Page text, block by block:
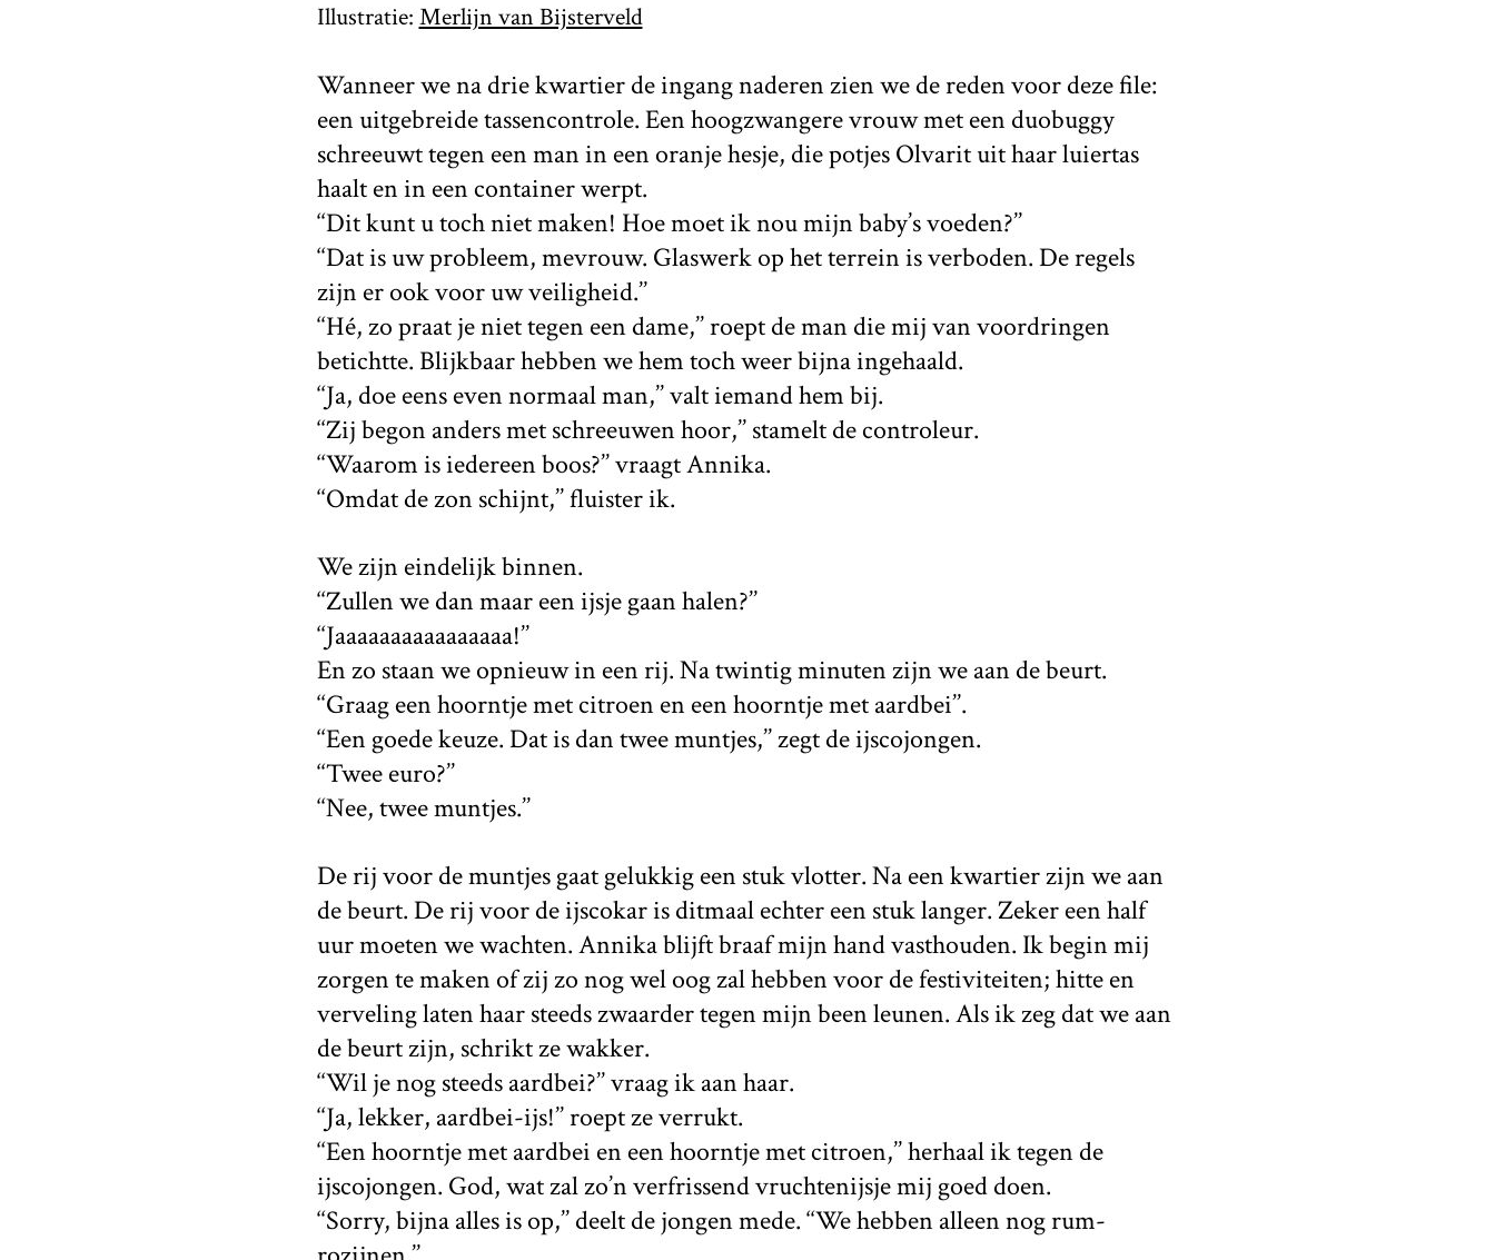
Illustratie: Merlijn van Bijsterveld
Wanneer we na drie kwartier de ingang naderen zien we de reden voor deze file:
een uitgebreide tassencontrole. Een hoogzwangere vrouw met een duobuggy
schreeuwt tegen een man in een oranje hesje, die potjes Olvarit uit haar luiertas
haalt en in een container werpt.
‘‘Dit kunt u toch niet maken! Hoe moet ik nou mijn baby’s voeden?’’
‘‘Dat is uw probleem, mevrouw. Glaswerk op het terrein is verboden. De regels
zijn er ook voor uw veiligheid.’’
‘‘Hé, zo praat je niet tegen een dame,’’ roept de man die mij van voordringen
betichtte. Blijkbaar hebben we hem toch weer bijna ingehaald.
‘‘Ja, doe eens even normaal man,’’ valt iemand hem bij.
‘‘Zij begon anders met schreeuwen hoor,’’ stamelt de controleur.
‘‘Waarom is iedereen boos?’’ vraagt Annika.
‘‘Omdat de zon schijnt,’’ fluister ik.
We zijn eindelijk binnen.
‘‘Zullen we dan maar een ijsje gaan halen?’’
‘‘Jaaaaaaaaaaaaaaaa!’’
En zo staan we opnieuw in een rij. Na twintig minuten zijn we aan de beurt.
‘‘Graag een hoorntje met citroen en een hoorntje met aardbei’’.
‘‘Een goede keuze. Dat is dan twee muntjes,’’ zegt de ijscojongen.
‘‘Twee euro?’’
‘‘Nee, twee muntjes.’’
De rij voor de muntjes gaat gelukkig een stuk vlotter. Na een kwartier zijn we aan
de beurt. De rij voor de ijscokar is ditmaal echter een stuk langer. Zeker een half
uur moeten we wachten. Annika blijft braaf mijn hand vasthouden. Ik begin mij
zorgen te maken of zij zo nog wel oog zal hebben voor de festiviteiten; hitte en
verveling laten haar steeds zwaarder tegen mijn been leunen. Als ik zeg dat we aan
de beurt zijn, schrikt ze wakker.
‘‘Wil je nog steeds aardbei?’’ vraag ik aan haar.
‘‘Ja, lekker, aardbei-ijs!’’ roept ze verrukt.
‘‘Een hoorntje met aardbei en een hoorntje met citroen,’’ herhaal ik tegen de
ijscojongen. God, wat zal zo’n verfrissend vruchtenijsje mij goed doen.
‘‘Sorry, bijna alles is op,’’ deelt de jongen mede. ‘‘We hebben alleen nog rum-